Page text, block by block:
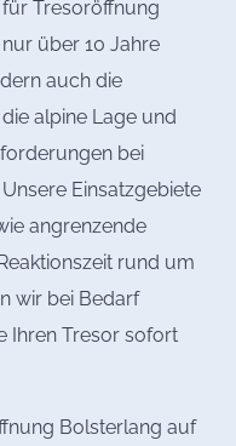
Tresoröffnung
über 10 Jahre
auch die
alpine Lage und
bei
Einsatzgebiete
angrenzende
rund um
wir bei Bedarf
Ihren Tresor sofort
Bolsterlang auf